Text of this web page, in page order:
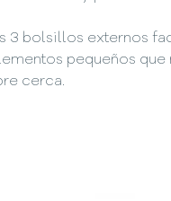
3 bolsillos externos
pequeños que
cerca.